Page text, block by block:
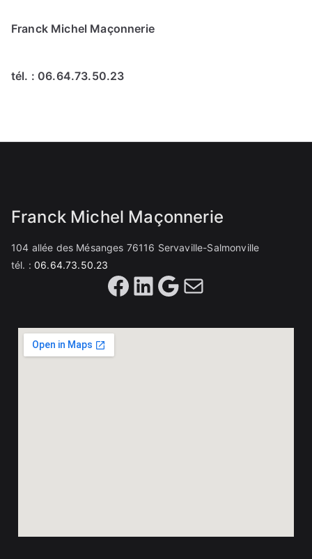
Franck Michel Maçonnerie
tél. : 06.64.73.50.23
Franck Michel Maçonnerie
104 allée des Mésanges 76116 Servaville-Salmonville
tél. :06.64.73.50.23
Facebook
LinkedIn
Google
Mail